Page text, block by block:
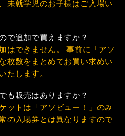
未就学児のお子様はご入場い
で追加で買えますか？
はできません。 事前に「アソ
枚数をまとめてお買い求めい
たします。
も販売はありますか？
ットは「アソビュー！」のみ
の入場券とは異なりますので